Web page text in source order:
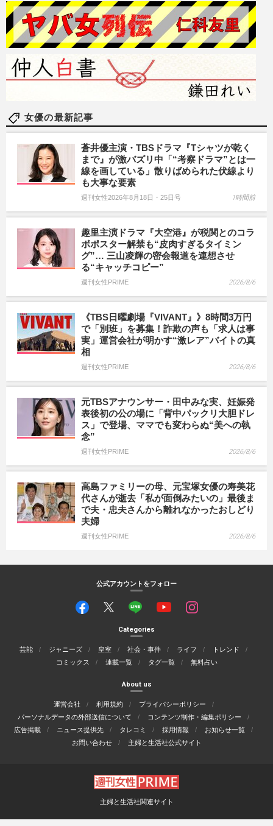
女優の最新記事
蒼井優主演・TBSドラマ『Tシャツが乾く
まで』が激バズリ中「“考察ドラマ”とは一
線を画している」散りばめられた伏線より
も大事な要素
週刊女性2026年8月18日・25日号 1時間前
趣里主演ドラマ『大空港』が税関とのコラ
ボポスター解禁も“皮肉すぎるタイミン
グ”… 三山凌輝の密会報道を連想させ
る“キャッチコピー”
週刊女性PRIME 2026/8/6
《TBS日曜劇場『VIVANT』》8時間3万円
で「別班」を募集！詐欺の声も「求人は事
実」運営会社が明かす“激レア”バイトの真
相
週刊女性PRIME 2026/8/6
元TBSアナウンサー・田中みな実、妊娠発
表後初の公の場に「背中パックリ大胆ドレ
ス」で登場、ママでも変わらぬ“美への執
念”
週刊女性PRIME 2026/8/6
高島ファミリーの母、元宝塚女優の寿美花
代さんが逝去「私が面倒みたいの」最後ま
で夫・忠夫さんから離れなかったおしどり
夫婦
週刊女性PRIME 2026/8/6
公式アカウントをフォロー
Categories
芸能 ジャニーズ 皇室 社会・事件 ライフ
トレンド
コミックス
連載一覧 タグ一覧 無料占い
About us
運営会社 利用規約
プライバシーポリシー
パーソナルデータの外部送信について
コンテンツ制作・編集ポリシー
広告掲載
ニュース提供先 タレコミ 採用情報
お知らせ一覧
お問い合わせ
主婦と生活社公式サイト
主婦と生活社関連サイト